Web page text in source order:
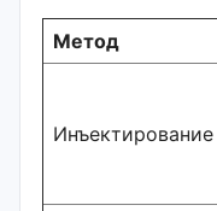
Метод
Инъектирование